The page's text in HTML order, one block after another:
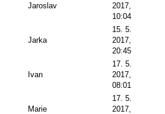
Jaroslav
2017,
10:04
Jarka
15. 5.
2017,
20:45
Ivan
17. 5.
2017,
08:01
Marie
17. 5.
2017,